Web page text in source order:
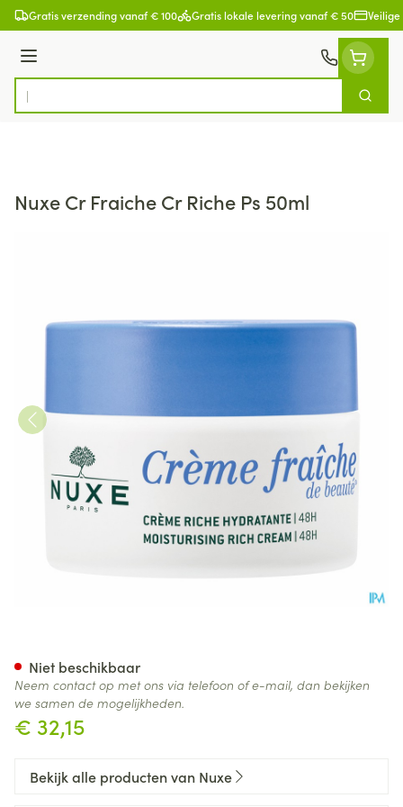
Ga naar de inhoud
Gratis verzending vanaf € 100 Gratis lokale levering vanaf € 50
Menu
Product, merk, categorie...
Zoek
Nuxe Cr Fraiche Cr Riche Ps 50ml
€ 32,15
Niet beschikbaar
Neem contact op met ons via telefoon of e-mail, dan bekijken
we samen de mogelijkheden.
Bekijk alle producten van Nuxe